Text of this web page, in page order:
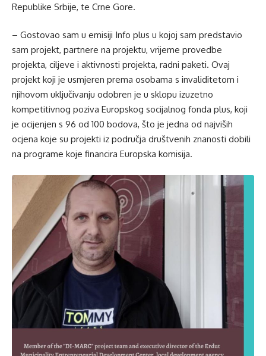
Republike Srbije, te Crne Gore.
– Gostovao sam u emisiji Info plus u kojoj sam predstavio
sam projekt, partnere na projektu, vrijeme provedbe
projekta, ciljeve i aktivnosti projekta, radni paketi. Ovaj
projekt koji je usmjeren prema osobama s invaliditetom i
njihovom uključivanju odobren je u sklopu izuzetno
kompetitivnog poziva Europskog socijalnog fonda plus, koji
je ocijenjen s 96 od 100 bodova, što je jedna od najviših
ocjena koje su projekti iz područja društvenih znanosti dobili
na programe koje financira Europska komisija.